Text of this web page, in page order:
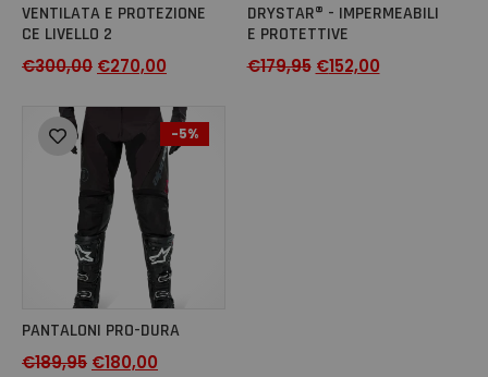
VENTILATA E PROTEZIONE
CE LIVELLO 2
€300,00 €270,00
DRYSTAR® - IMPERMEABILI
E PROTETTIVE
€179,95 €152,00
-5%
PANTALONI PRO-DURA
€189,95 €180,00